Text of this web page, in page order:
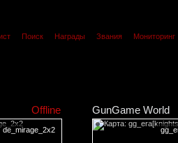
Поиск Награды Звания Мониторинг
Offline
de_mirage_2x2
GunGame World